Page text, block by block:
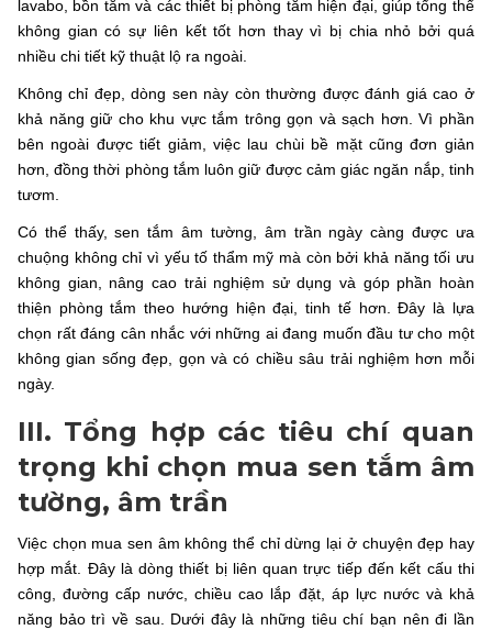
lavabo, bồn tắm và các thiết bị phòng tắm hiện đại, giúp tổng thể
không gian có sự liên kết tốt hơn thay vì bị chia nhỏ bởi quá
nhiều chi tiết kỹ thuật lộ ra ngoài.
Không chỉ đẹp, dòng sen này còn thường được đánh giá cao ở
khả năng giữ cho khu vực tắm trông gọn và sạch hơn. Vì phần
bên ngoài được tiết giảm, việc lau chùi bề mặt cũng đơn giản
hơn, đồng thời phòng tắm luôn giữ được cảm giác ngăn nắp, tinh
tươm.
Có thể thấy, sen tắm âm tường, âm trần ngày càng được ưa
chuộng không chỉ vì yếu tố thẩm mỹ mà còn bởi khả năng tối ưu
không gian, nâng cao trải nghiệm sử dụng và góp phần hoàn
thiện phòng tắm theo hướng hiện đại, tinh tế hơn. Đây là lựa
chọn rất đáng cân nhắc với những ai đang muốn đầu tư cho một
không gian sống đẹp, gọn và có chiều sâu trải nghiệm hơn mỗi
ngày.
III. Tổng hợp các tiêu chí quan
trọng khi chọn mua sen tắm âm
tường, âm trần
Việc chọn mua sen âm không thể chỉ dừng lại ở chuyện đẹp hay
hợp mắt. Đây là dòng thiết bị liên quan trực tiếp đến kết cấu thi
công, đường cấp nước, chiều cao lắp đặt, áp lực nước và khả
năng bảo trì về sau. Dưới đây là những tiêu chí bạn nên đi lần